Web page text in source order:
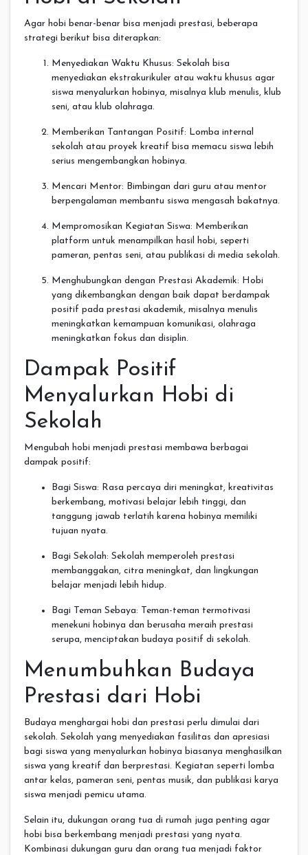
Agar hobi benar-benar bisa menjadi prestasi, beberapa
strategi berikut bisa diterapkan:
Menyediakan Waktu Khusus: Sekolah bisa
menyediakan ekstrakurikuler atau waktu khusus agar
siswa menyalurkan hobinya, misalnya klub menulis, klub
seni, atau klub olahraga.
Memberikan Tantangan Positif: Lomba internal
sekolah atau proyek kreatif bisa memacu siswa lebih
serius mengembangkan hobinya.
Mencari Mentor: Bimbingan dari guru atau mentor
berpengalaman membantu siswa mengasah bakatnya.
Mempromosikan Kegiatan Siswa: Memberikan
platform untuk menampilkan hasil hobi, seperti
pameran, pentas seni, atau publikasi di media sekolah.
Menghubungkan dengan Prestasi Akademik: Hobi
yang dikembangkan dengan baik dapat berdampak
positif pada prestasi akademik, misalnya menulis
meningkatkan kemampuan komunikasi, olahraga
meningkatkan fokus dan disiplin.
Dampak Positif
Menyalurkan Hobi di
Sekolah
Mengubah hobi menjadi prestasi membawa berbagai
dampak positif:
Bagi Siswa: Rasa percaya diri meningkat, kreativitas
berkembang, motivasi belajar lebih tinggi, dan
tanggung jawab terlatih karena hobinya memiliki
tujuan nyata.
Bagi Sekolah: Sekolah memperoleh prestasi
membanggakan, citra meningkat, dan lingkungan
belajar menjadi lebih hidup.
Bagi Teman Sebaya: Teman-teman termotivasi
menekuni hobinya dan berusaha meraih prestasi
serupa, menciptakan budaya positif di sekolah.
Menumbuhkan Budaya
Prestasi dari Hobi
Budaya menghargai hobi dan prestasi perlu dimulai dari
sekolah. Sekolah yang menyediakan fasilitas dan apresiasi
bagi siswa yang menyalurkan hobinya biasanya menghasilkan
siswa yang kreatif dan berprestasi. Kegiatan seperti lomba
antar kelas, pameran seni, pentas musik, dan publikasi karya
siswa menjadi pemicu utama.
Selain itu, dukungan orang tua di rumah juga penting agar
hobi bisa berkembang menjadi prestasi yang nyata.
Kombinasi dukungan guru dan orang tua menjadi faktor